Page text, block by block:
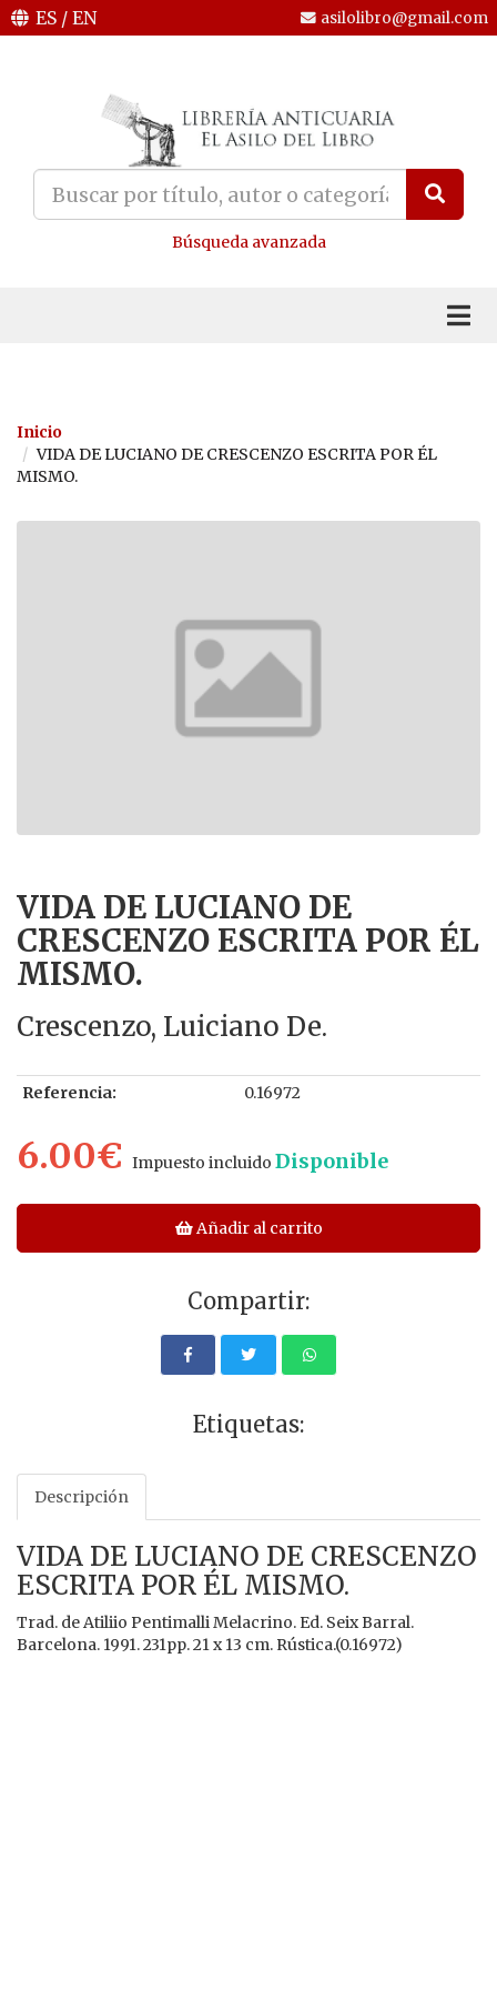
ES / EN asilolibro@gmail.com
Búsqueda avanzada
Inicio
VIDA DE LUCIANO DE CRESCENZO ESCRITA POR ÉL
MISMO.
VIDA DE LUCIANO DE
CRESCENZO ESCRITA POR ÉL
MISMO.
Crescenzo, Luiciano De.
Referencia: 0.16972
6.00€ Impuesto incluido Disponible
Añadir al carrito
Compartir:
Etiquetas:
Descripción
VIDA DE LUCIANO DE CRESCENZO
ESCRITA POR ÉL MISMO.
Trad. de Atiliio Pentimalli Melacrino. Ed. Seix Barral.
Barcelona. 1991. 231pp. 21 x 13 cm. Rústica.(0.16972)